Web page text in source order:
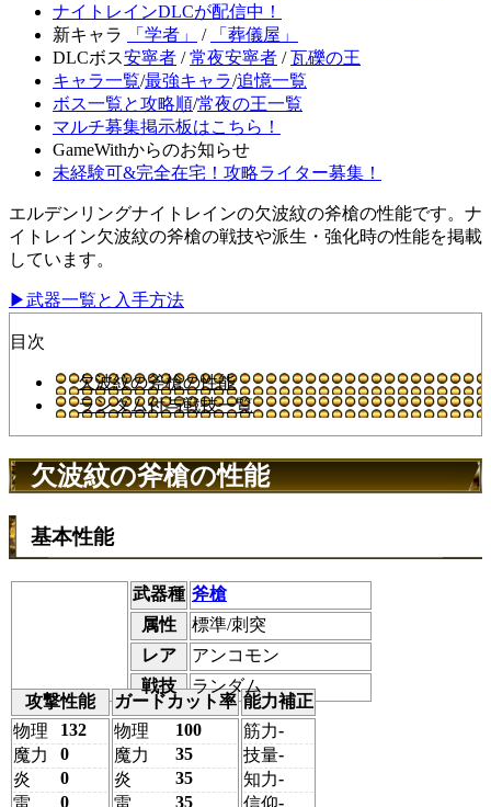
ナイトレインDLCが配信中！
新キャラ
「学者」 /
「葬儀屋」
DLCボス安寧者 /常夜安寧者 /瓦礫の王
キャラ一覧/最強キャラ/追憶一覧
ボス一覧と攻略順/常夜の王一覧
マルチ募集掲示板はこちら！
GameWithからのお知らせ
未経験可&完全在宅！攻略ライター募集！
エルデンリングナイトレインの欠波紋の斧槍の性能です。ナ
イトレイン欠波紋の斧槍の戦技や派生・強化時の性能を掲載
しています。
▶武器一覧と入手方法
目次
欠波紋の斧槍の性能
ランダム付与戦技一覧
欠波紋の斧槍の性能
基本性能
武器種 斧槍
属性
標準/刺突
レア
アンコモン
戦技
ランダム
攻撃性能
ガードカット率 能力補正
物理
132
魔力
0
炎
0
0
物理
100
魔力
35
炎
35
35
筋力-
技量-
知力-
-